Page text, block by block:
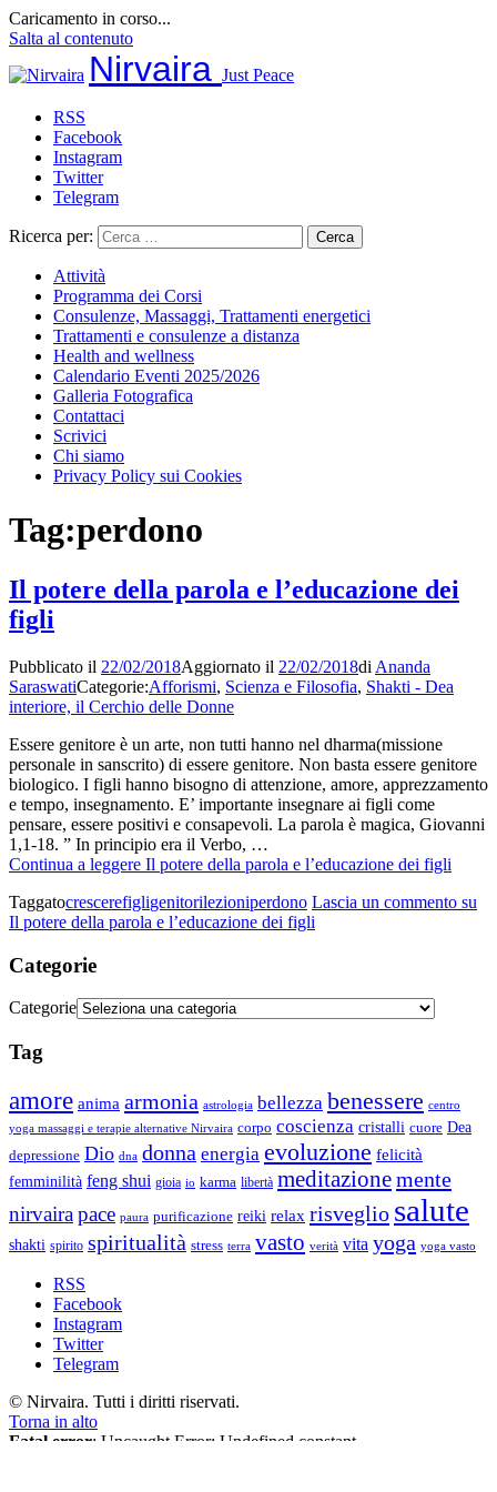
Caricamento in corso...
Salta al contenuto
Nirvaira Just Peace
RSS
Facebook
Instagram
Twitter
Telegram
Ricerca per:
Attività
Programma dei Corsi
Consulenze, Massaggi, Trattamenti energetici
Trattamenti e consulenze a distanza
Health and wellness
Calendario Eventi 2025/2026
Galleria Fotografica
Contattaci
Scrivici
Chi siamo
Privacy Policy sui Cookies
Tag:perdono
Il potere della parola e l’educazione dei
figli
Pubblicato il 22/02/2018Aggiornato il 22/02/2018di Ananda
SaraswatiCategorie:Afforismi, Scienza e Filosofia, Shakti - Dea
interiore, il Cerchio delle Donne
Essere genitore è un arte, non tutti hanno nel dharma(missione
personale in sanscrito) di essere genitore. Non basta essere genitore
biologico. I figli hanno bisogno di attenzione, amore, apprezzamento
e tempo, insegnamento. E’ importante insegnare ai figli come
pensare, essere positivi e consapevoli. La parola è magica, Giovanni
1,1-18. ” In principio era il Verbo, …
Continua a leggere Il potere della parola e l’educazione dei figli
Taggatocrescerefigligenitorilezioniperdono Lascia un commento su
Il potere della parola e l’educazione dei figli
Categorie
Categorie
Tag
amore anima armonia astrologia bellezza benessere centro
yoga massaggi e terapie alternative Nirvaira corpo coscienza cristalli cuore Dea
depressione Dio dna donna energia evoluzione felicità
femminilità feng shui gioia io karma libertà meditazionemente
nirvairapace paura purificazione reiki relax risveglio salute
shakti spirito spiritualità stress terra vasto verità vita yoga yoga vasto
RSS
Facebook
Instagram
Twitter
Telegram
© Nirvaira. Tutti i diritti riservati.
Torna in alto
Fatal error: Uncaught Error: Undefined constant